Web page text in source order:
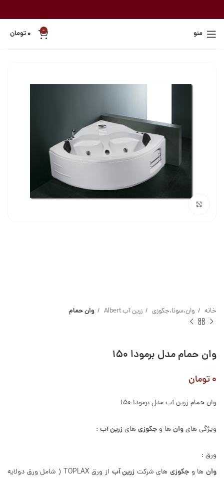
منو 0 ۰تومان
خانه وان،سونا،جکوزی زرین آب Albert وان حمام
وان حمام مدل برمودا ۱۵۰
۰تومان
وان حمام زرین آب مدل برمودا 150
ویژگی هایوان ها و جکوزی هایزرین آب :
ورق :
وانها و جکوزیهای شرکت زرین آب
از ورق TOPLAX ( شامل ورق دولایه